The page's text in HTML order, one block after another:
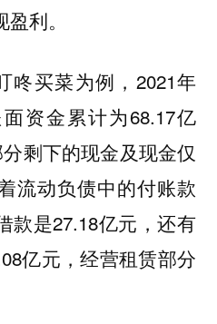
利。
咚买菜为例，2021年
资金累计为68.17亿
剩下的现金及现金仅
流动负债中的付账款
款是27.18亿元，还有
亿元，经营租赁部分